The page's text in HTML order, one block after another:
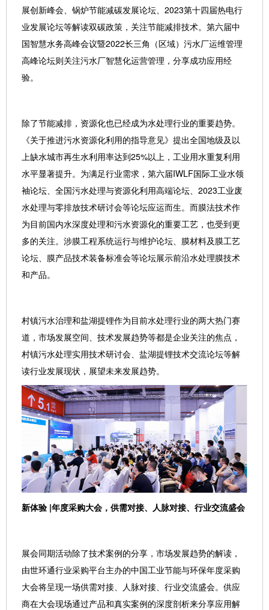
展创新峰会、锅炉节能减碳发展论坛、2023第十四届热电行
业发展论坛等解读双碳政策，关注节能减排技术。第六届中
国智慧水务高峰会议暨2022长三角（区域）污水厂运维管理
高峰论坛则关注污水厂智慧化运营管理，分享成功应用经
验。
除了节能减排，资源化也已经成为水处理行业的重要趋势。
《关于推进污水资源化利用的指导意见》提出全国地级及以
上缺水城市再生水利用率达到25%以上，工业用水重复利用
水平显著提升。为满足行业需求，第六届IWLF国际工业水领
袖论坛、全国污水处理与资源化利用高端论坛、2023工业废
水处理与零排放技术研讨会等论坛应运而生。而膜法技术作
为目前国内水深度处理和污水资源化的重要工艺，也受到更
多的关注。涉膜工程系统运行与维护论坛、膜材料及膜工艺
论坛、膜产品技术装备标准会等论坛展示前沿水处理膜技术
和产品。
村镇污水治理和盐湖提锂作为目前水处理行业的两大热门赛
道，市场发展空间、技术发展趋势等都是企业关注的焦点，
村镇污水处理实用技术研讨会、盐湖提锂技术交流论坛等解
读行业发展现状，展望未来发展趋势。
新体验 |年度采购大会，供需对接、人脉对接、行业交流盛会
展会同期活动除了技术案例的分享，市场发展趋势的解读，
由世环通行业采购平台主办的中国工业节能与环保年度采购
大会将呈现一场供需对接、人脉对接、行业交流盛会。供应
商在大会现场通过产品和真实案例的深度剖析来分享应用解